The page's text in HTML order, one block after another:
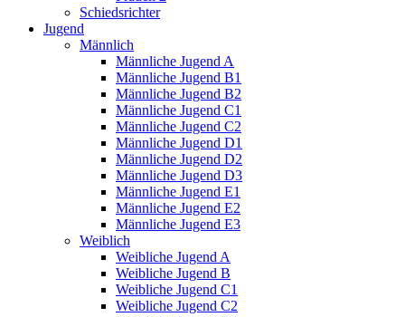
Schiedsrichter
Jugend
Männlich
Männliche Jugend A
Männliche Jugend B1
Männliche Jugend B2
Männliche Jugend C1
Männliche Jugend C2
Männliche Jugend D1
Männliche Jugend D2
Männliche Jugend D3
Männliche Jugend E1
Männliche Jugend E2
Männliche Jugend E3
Weiblich
Weibliche Jugend A
Weibliche Jugend B
Weibliche Jugend C1
Weibliche Jugend C2